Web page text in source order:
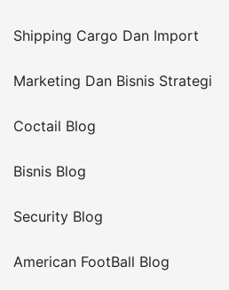
Shipping Cargo Dan Import
Marketing Dan Bisnis Strategi
Coctail Blog
Bisnis Blog
Security Blog
American FootBall Blog